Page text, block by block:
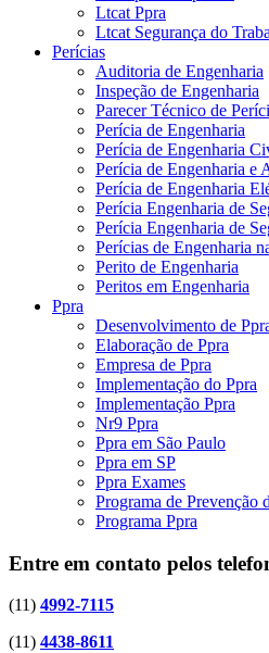
Ltcat Ppra
Ltcat Segurança do
Perícias
Auditoria de Engenharia
Inspeção de Engenharia
Parecer Técnico de
Perícia de Engenharia
Perícia de Engenharia
Perícia de Engenharia e
Perícia de Engenharia
Perícia Engenharia de
Perícia Engenharia de
Perícias de Engenharia
Perito de Engenharia
Peritos em Engenharia
Ppra
Desenvolvimento de
Elaboração de Ppra
Empresa de Ppra
Implementação do Ppra
Implementação Ppra
Nr9 Ppra
Ppra em São Paulo
Ppra em SP
Ppra Exames
Programa de Prevenção
Programa Ppra
Entre em contato pelos
(11) 4992-7115
(11) 4438-8611